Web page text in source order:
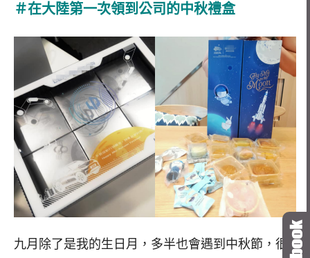
＃在大陸第一次領到公司的中秋禮盒
九月除了是我的生日月，多半也會遇到中秋節，很